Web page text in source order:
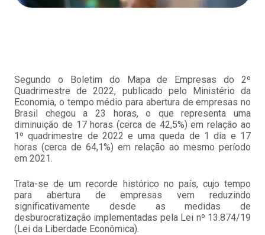
Segundo o Boletim do Mapa de Empresas do 2º
Quadrimestre de 2022, publicado pelo Ministério da
Economia, o tempo médio para abertura de empresas no
Brasil chegou a 23 horas, o que representa uma
diminuição de 17 horas (cerca de 42,5%) em relação ao
1º quadrimestre de 2022 e uma queda de 1 dia e 17
horas (cerca de 64,1%) em relação ao mesmo período
em 2021.
Trata-se de um recorde histórico no país, cujo tempo
para abertura de empresas vem reduzindo
significativamente desde as medidas de
desburocratização implementadas pela Lei nº 13.874/19
(Lei da Liberdade Econômica).